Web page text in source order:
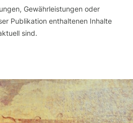
Gewährleistungen oder
Publikation enthaltenen Inhalte
sind.